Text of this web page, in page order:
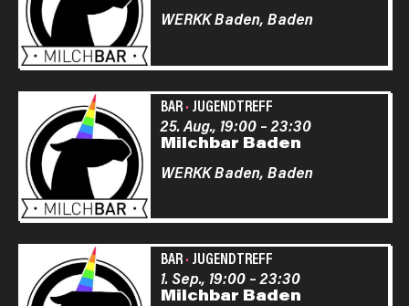
WERKK Baden, Baden
BAR· JUGENDTREFF
Milchbar Baden
25. Aug., 19:00–23:30
WERKK Baden, Baden
BAR· JUGENDTREFF
Milchbar Baden
1. Sep., 19:00–23:30